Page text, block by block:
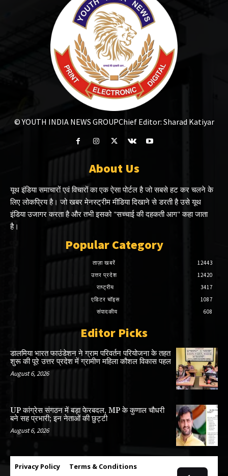
© YOUTH INDIA NEWS GROUPChief Editor: Sharad Katiyar
About Us
यूथ इंडिया समाचारों एवं विचारों का एक ऐसा पोर्टल है जो सबसे हट कर चलने के
लिए लोकप्रिय है। जो खबर मेनस्ट्रीम मीडिया दिखाने से डरती है उसे यूथ
इंडिया उजागर करता है और तभी इसको "सच्चाई की दहकती आग" कहा जाता
है।
Popular Category
ताज़ा खबरें
12443
उत्तर प्रदेश
12420
राष्ट्रीय
3417
एडिटर चॉइस
1087
संपादकीय
608
Editor Picks
डालमिया भारत फाउंडेशन ने ग्राम परिवर्तन परियोजना के तहत
शुरू की पूरे उत्तर प्रदेश में ग्रामीण महिला कौशल विकास पहल
August 6, 2026
UP कांग्रेस संगठन में बड़ा फेरबदल, MP के कुणाल चौधरी
बने सह प्रभारी; इन नेताओं की छुट्टी
August 6, 2026
Privacy Policy Terms & Conditions